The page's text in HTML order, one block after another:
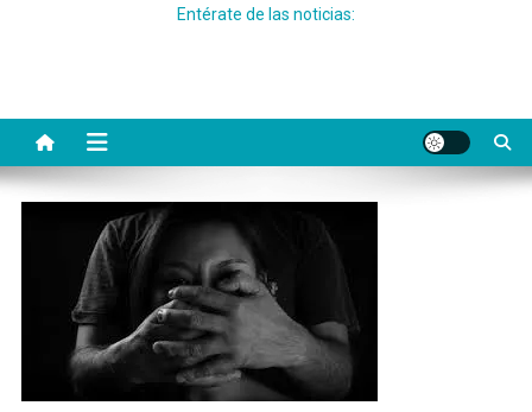
Entérate de las noticias: